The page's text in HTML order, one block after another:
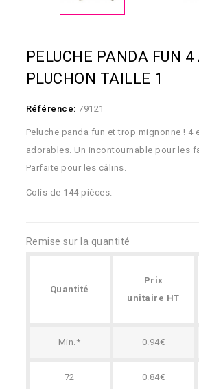
PELUCHE PANDA FUN 4
PLUCHON TAILLE 1
Référence: 79121
Peluche panda fun et trop mignonne ! 4
adorables. Un incontournable pour les
Parfaite pour les câlins.
Colis de 144 pièces.
Remise sur la quantité
Quantité
Prix
unitaire HT
Min.* 0.94€
72 0.84€